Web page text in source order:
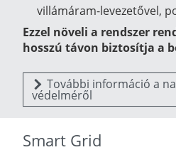
villámáram-levezetővel,
Ezzel növeli a rendszer
hosszú távon biztosítja a
További információ a
védelméről
Smart Grid